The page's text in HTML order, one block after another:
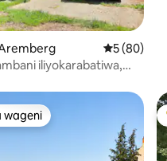
Ukadiriaji
5 (80)
iliyokarabatiwa,
wageni
wageni